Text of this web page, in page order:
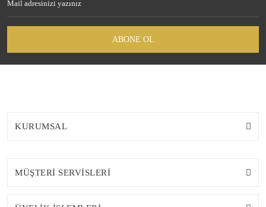
ABONE OL
KURUMSAL
MÜŞTERİ SERVİSLERİ